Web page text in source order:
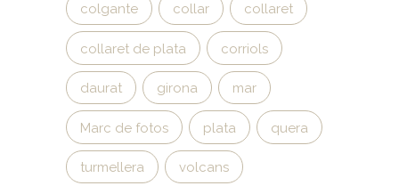
colgante collar collaret
collaret de plata corriols
daurat girona mar
Marc de fotos plata quera
turmellera volcans